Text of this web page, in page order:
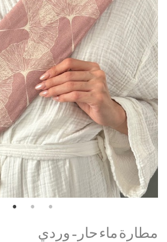
مطارة ماء حار - وردي